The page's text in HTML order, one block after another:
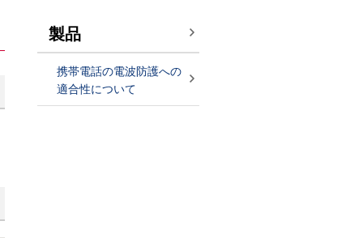
製品
携帯電話の電波防護への
適合性について